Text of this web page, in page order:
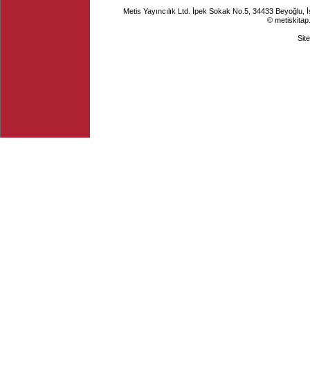
Metis Yayıncılık Ltd. İpek Sokak No.5, 34433
©